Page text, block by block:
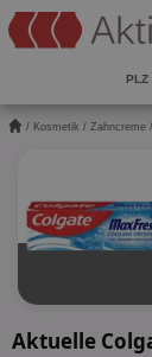
PLZ
/ Kosmetik / Zahncreme /
Aktuelle